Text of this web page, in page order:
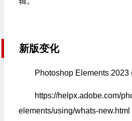
新版变化
Photoshop Elements
https://helpx.adobe.com/
elements/using/whats-new.html